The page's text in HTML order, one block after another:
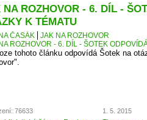
NA ROZHOVOR - 6. DÍL -
K TÉMATU
ČASÁK
JAK NA ROZHOVOR
ROZHOVOR - 6. DÍL - ŠOTEK
tohoto článku odpovídá Šotek na
76633 1. 5. 2015